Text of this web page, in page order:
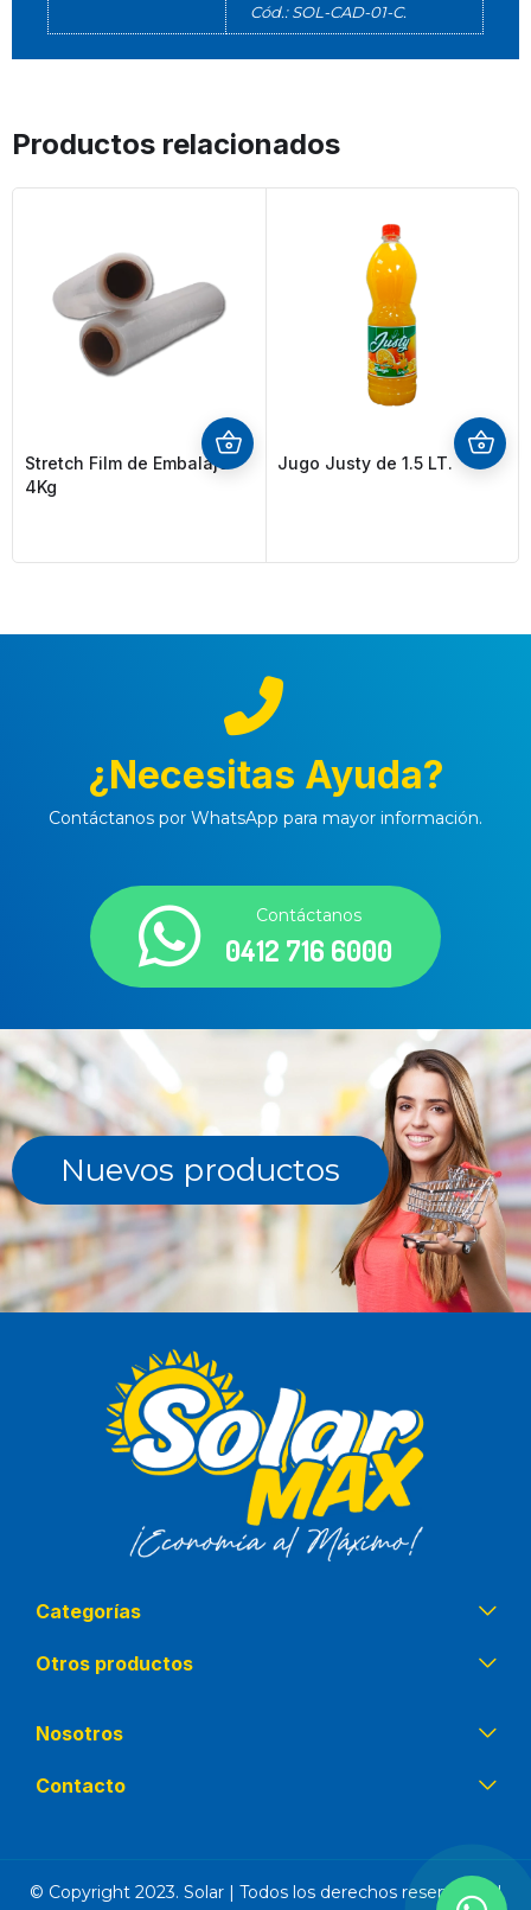
Cód.: SOL-CAD-01-C.
Productos relacionados
Stretch Film de Embalaje
4Kg
Jugo Justy de 1.5 LT.
¿Necesitas Ayuda?
Contáctanos por WhatsApp para mayor información.
Contáctanos
0412 716 6000
Nuevos productos
Categorías
Otros productos
Nosotros
Contacto
© Copyright 2023. Solar | Todos los derechos reservados |